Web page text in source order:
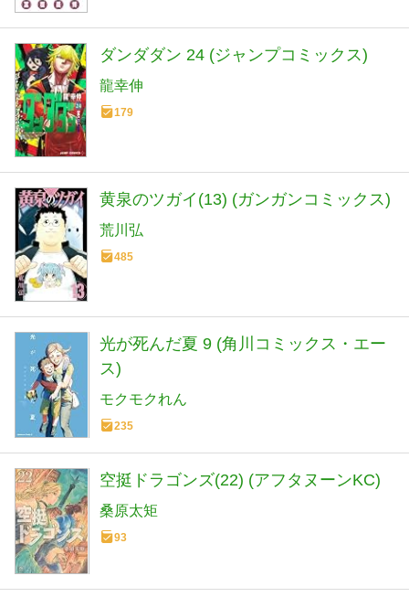
ダンダダン 24 (ジャンプコミックス)
龍幸伸
179
黄泉のツガイ(13) (ガンガンコミックス)
荒川弘
485
光が死んだ夏 9 (角川コミックス・エー
ス)
モクモクれん
235
空挺ドラゴンズ(22) (アフタヌーンKC)
桑原太矩
93